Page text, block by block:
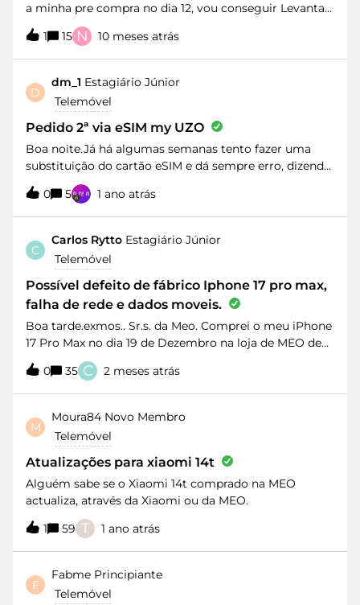
a minha pre compra no dia 12, vou conseguir Levantar
em loja o meu iPhone hoje ?
1 15 N 10 meses atrás
D
dm_1 Estagiário Júnior
Telemóvel
Pedido 2ª via eSIM my UZO
Boa noite.Já há algumas semanas tento fazer uma
substituição do cartão eSIM e dá sempre erro, dizendo
que não é possível fazer o pedido.Foi sempre assim, ou
será um erro? Alguém tem o mesmo problema? Já
ando a tentar há algumas semanas.Obrigada.
0 5 1 ano atrás
C
Carlos Rytto Estagiário Júnior
Telemóvel
Possível defeito de fábrico Iphone 17 pro max,
falha de rede e dados moveis.
Boa tarde.exmos.. Sr.s. da Meo. Comprei o meu iPhone
17 Pro Max no dia 19 de Dezembro na loja de MEO de
Beja.Tenho tido aqui alguns problemas que penso que
sejam defeito de fabrico da unidade. Tenho problemas
de rede, tenho só dados móveis com letra E o antigo
(2g) apesar de ter a rede gráfica completa, como
vocês veem na seguinte imagem. Liguei duas vezes
para a Meo, já fiz a reposição de definição de rede, duas
vezes. Já troquei de cartão SIM.Também já coloquei
outro cartão de outro telemóvel neste. E o
telemóvel continua-me a dar a rede E, que é o antigo
Já estive presente em loja física para fazer substituição
botão mais e menos ao mesmo tempo, e no botão
lateral direito. Depois volto ter 4g e 5g passado horas
0 35 C 2 meses atrás
M
Moura84 Novo Membro
Telemóvel
Atualizações para xiaomi 14t
Alguém sabe se o Xiaomi 14t comprado na MEO
actualiza, através da Xiaomi ou da MEO.
1
59 T 1 ano atrás
F
Fabme Principiante
Telemóvel